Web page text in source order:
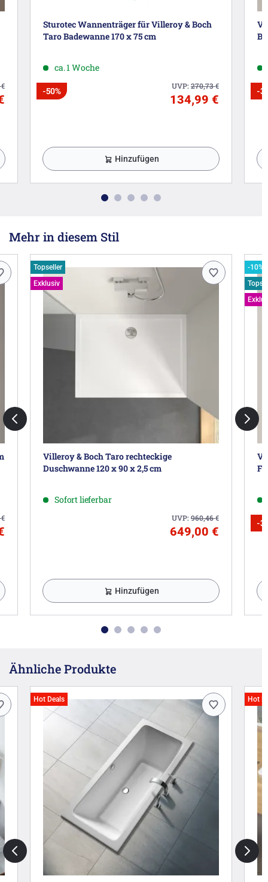
€
Sturotec Wannenträger für Villeroy & Boch
Taro Badewanne 170 x 75 cm
ca. 1 Woche
UVP:270,73€
-50%
134,99 €
Hinzufügen
-
Mehr in diesem Stil
€
Topseller
Exklusiv
Villeroy & Boch Taro rechteckige
Duschwanne 120 x 90 x 2,5 cm
Sofort lieferbar
UVP:960,46€
649,00 €
Hinzufügen
-10%
-
Ähnliche Produkte
Hot Deals Hot